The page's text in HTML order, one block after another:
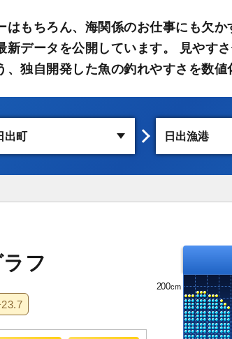
はもちろん、海関係のお仕事にも欠
新データを公開しています。 見やす
、独自開発した魚の釣れやすさを数
フ
23.7
200